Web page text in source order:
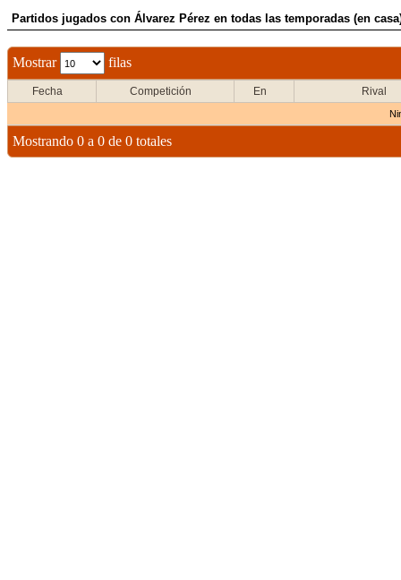
Partidos jugados con Álvarez Pérez en todas las temporadas (en
Mostrar filas
Fecha Competición En Rival
Mostrando 0 a 0 de 0 totales